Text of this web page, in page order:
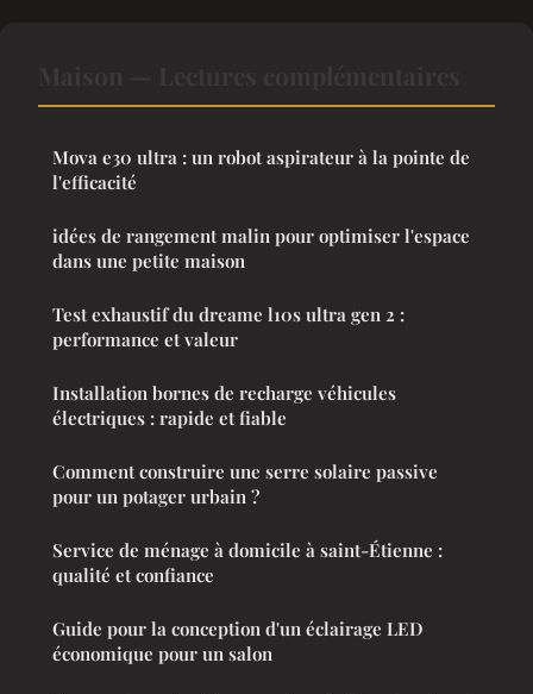
Mova e30 ultra : un robot aspirateur à la pointe de
l'efficacité
idées de rangement malin pour optimiser l'espace
dans une petite maison
Test exhaustif du dreame l10s ultra gen 2 :
performance et valeur
Installation bornes de recharge véhicules
électriques : rapide et fiable
Comment construire une serre solaire passive
pour un potager urbain ?
Service de ménage à domicile à saint-Étienne :
qualité et confiance
Guide pour la conception d'un éclairage LED
économique pour un salon